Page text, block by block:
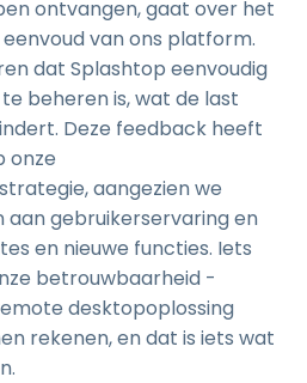
ontvangen, gaat over het
van ons platform.
dat Splashtop eenvoudig
beheren is, wat de last
Deze feedback heeft
onze
aangezien we
aan gebruikerservaring en
en nieuwe functies. Iets
betrouwbaarheid -
desktopoplossing
rekenen, en dat is iets wat